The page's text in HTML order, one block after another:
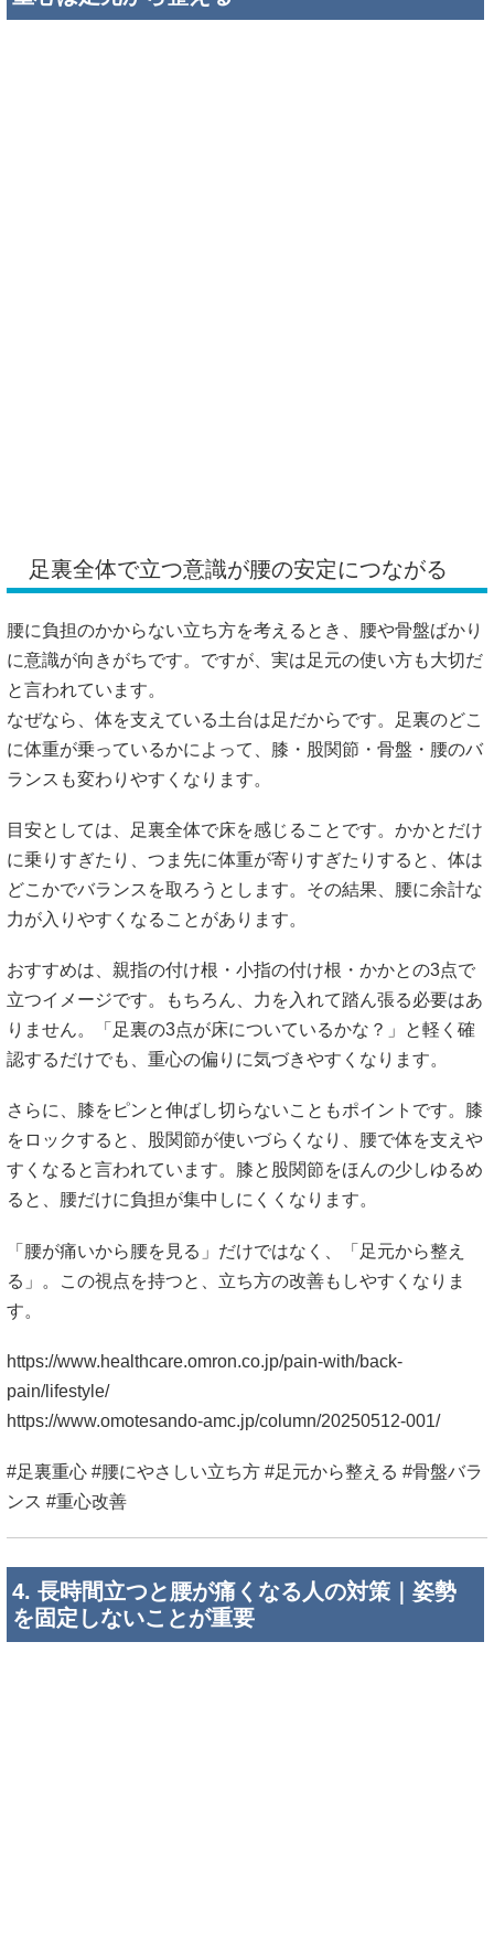
足裏全体で立つ意識が腰の安定につながる
腰に負担のかからない立ち方を考えるとき、腰や骨盤ばかり
に意識が向きがちです。ですが、実は足元の使い方も大切だ
と言われています。
なぜなら、体を支えている土台は足だからです。足裏のどこ
に体重が乗っているかによって、膝・股関節・骨盤・腰のバ
ランスも変わりやすくなります。
目安としては、足裏全体で床を感じることです。かかとだけ
に乗りすぎたり、つま先に体重が寄りすぎたりすると、体は
どこかでバランスを取ろうとします。その結果、腰に余計な
力が入りやすくなることがあります。
おすすめは、親指の付け根・小指の付け根・かかとの3点で
立つイメージです。もちろん、力を入れて踏ん張る必要はあ
りません。「足裏の3点が床についているかな？」と軽く確
認するだけでも、重心の偏りに気づきやすくなります。
さらに、膝をピンと伸ばし切らないこともポイントです。膝
をロックすると、股関節が使いづらくなり、腰で体を支えや
すくなると言われています。膝と股関節をほんの少しゆるめ
ると、腰だけに負担が集中しにくくなります。
「腰が痛いから腰を見る」だけではなく、「足元から整え
る」。この視点を持つと、立ち方の改善もしやすくなりま
す。
https://www.healthcare.omron.co.jp/pain-with/back-
pain/lifestyle/
https://www.omotesando-amc.jp/column/20250512-001/
#足裏重心 #腰にやさしい立ち方 #足元から整える #骨盤バラ
ンス #重心改善
4. 長時間立つと腰が痛くなる人の対策｜姿勢
を固定しないことが重要